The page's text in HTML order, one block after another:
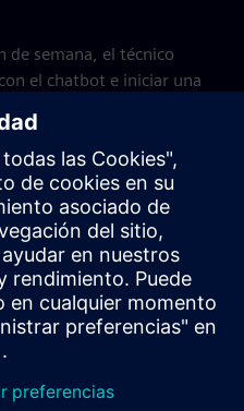
de semana, el técnico
el chatbot e iniciar una
los edificios de las
industrias en crecimiento
reducirá significativamente
al mercado y
flexible. “Y este es solo